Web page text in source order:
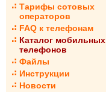
Тарифы сотовых
операторов
FAQ к телефонам
Каталог мобильных
телефонов
Файлы
Инструкции
Новости